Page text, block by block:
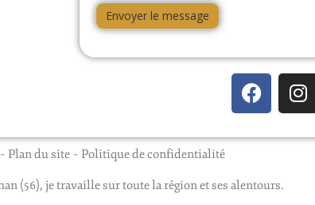
– Plan du site– Politique de confidentialité
(56), je travaille sur toute la région et ses alentours.